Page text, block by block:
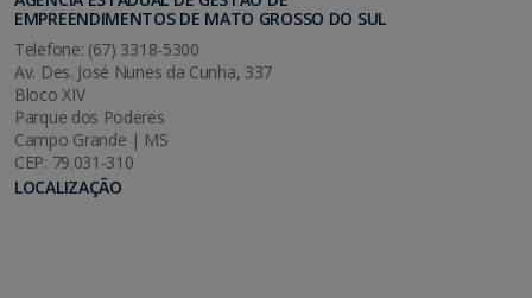
EMPREENDIMENTOS DE MATO GROSSO DO SUL
Telefone: (67) 3318-5300
Av. Des. José Nunes da Cunha, 337
Bloco XIV
Parque dos Poderes
Campo Grande | MS
CEP: 79.031-310
LOCALIZAÇÃO